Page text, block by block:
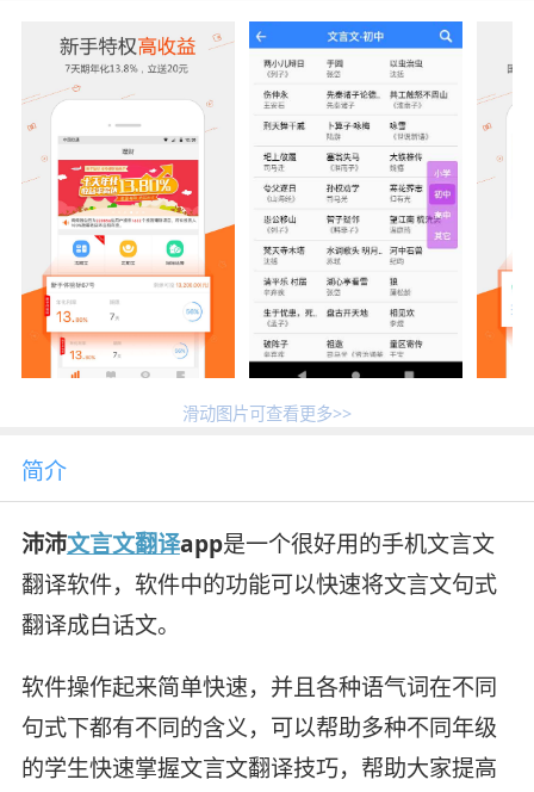
滑动图片可查看更多>>
简介
沛沛文言文翻译app是一个很好用的手机文言文
翻译软件，软件中的功能可以快速将文言文句式
翻译成白话文。
软件操作起来简单快速，并且各种语气词在不同
句式下都有不同的含义，可以帮助多种不同年级
的学生快速掌握文言文翻译技巧，帮助大家提高